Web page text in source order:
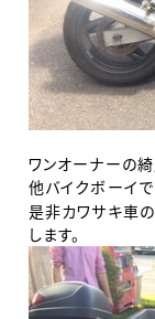
ワンオーナーの
他バイクボーイ
是非カワサキ車
します。